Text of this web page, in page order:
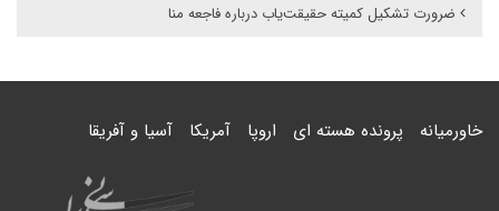
ضرورت تشکیل کمیته حقیقت‌یاب درباره فاجعه منا
خاورمیانه پرونده هسته ای اروپا آمریکا آسیا و آفریقا